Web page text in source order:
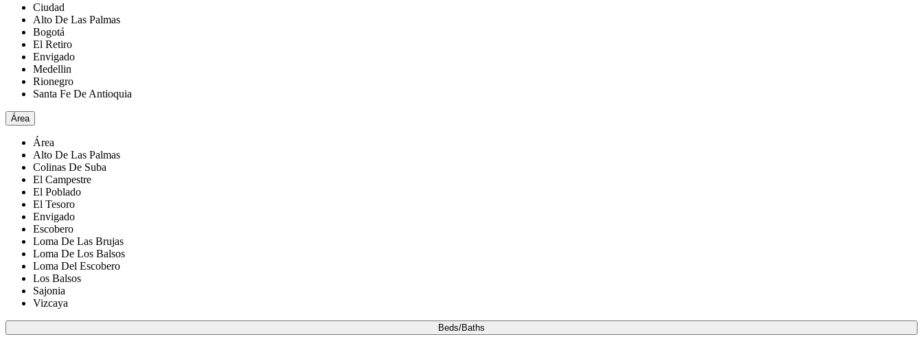
Ciudad
Alto De Las Palmas
Bogotá
El Retiro
Envigado
Medellin
Rionegro
Santa Fe De Antioquia
Área
Área
Alto De Las Palmas
Colinas De Suba
El Campestre
El Poblado
El Tesoro
Envigado
Escobero
Loma De Las Brujas
Loma De Los Balsos
Loma Del Escobero
Los Balsos
Sajonia
Vizcaya
Beds/Baths